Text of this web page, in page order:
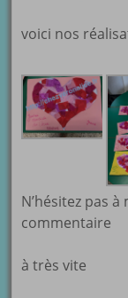
voici nos
N’hésitez pas
commentaire
à très vite